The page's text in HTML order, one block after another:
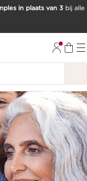
in plaats van 3 bij alle